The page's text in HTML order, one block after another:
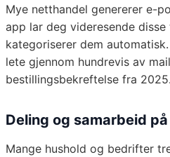
Mye netthandel genererer e-
app lar deg videresende
kategoriserer dem
lete gjennom hundrevis av
bestillingsbekreftelse fra 2025.
Deling og samarbeid
Mange hushold og bedrifter